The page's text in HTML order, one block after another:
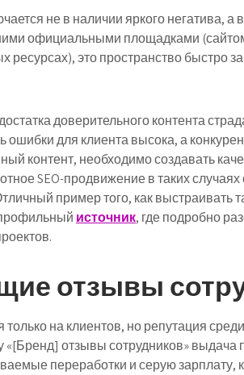
не в наличии яркого негатива, а
официальными площадками
ресурсах), это пространство быстро
доверительного контента
ошибки для клиента высока, а
контент, необходимо создавать
SEO-продвижение в таких
пример того, как выстраивать
источник, где подробно
отзывы
на клиентов, но репутация
«[Бренд] отзывы сотрудников» выдача
переработки и серую зарплату,